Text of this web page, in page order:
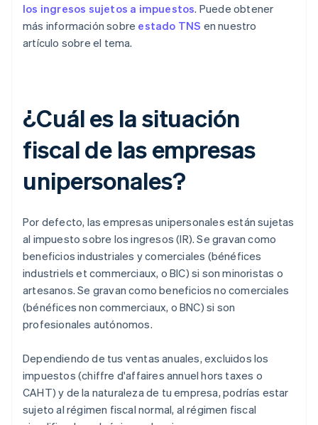
los ingresos sujetos a impuestos. Puede obtener
más información sobre estado TNS en nuestro
artículo sobre el tema.
¿Cuál es la situación
fiscal de las empresas
unipersonales?
Por defecto, las empresas unipersonales están sujetas
al impuesto sobre los ingresos (IR). Se gravan como
beneficios industriales y comerciales (bénéfices
industriels et commerciaux, o BIC) si son minoristas o
artesanos. Se gravan como beneficios no comerciales
(bénéfices non commerciaux, o BNC) si son
profesionales autónomos.
Dependiendo de tus ventas anuales, excluidos los
impuestos (chiffre d'affaires annuel hors taxes o
CAHT) y de la naturaleza de tu empresa, podrías estar
sujeto al régimen fiscal normal, al régimen fiscal